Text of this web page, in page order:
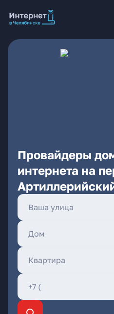
Провайдеры
интернета на